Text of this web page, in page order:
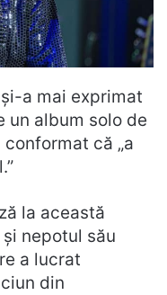
și-a mai exprimat
un album solo de
că „a
la această
nepotul său
a lucrat
din